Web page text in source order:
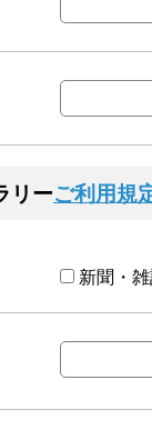
リーご利用規
新聞・